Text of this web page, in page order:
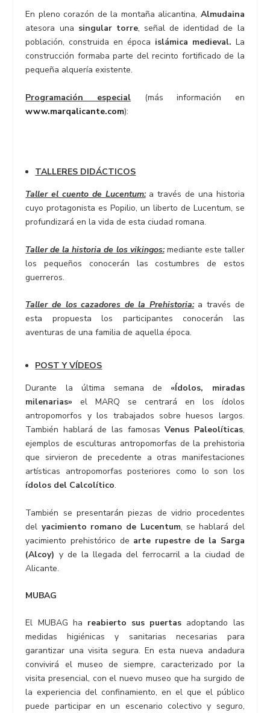
En pleno corazón de la montaña alicantina, Almudaina
atesora una singular torre, señal de identidad de la
población, construida en época islámica medieval. La
construcción formaba parte del recinto fortificado de la
pequeña alquería existente.
Programación especial(más información en
www.marqalicante.com):
TALLERES DIDÁCTICOS
Taller el cuento de Lucentum:a través de una historia
cuyo protagonista es Popilio, un liberto de Lucentum, se
profundizará en la vida de esta ciudad romana.
Taller de la historia de los vikingos:mediante este taller
los pequeños conocerán las costumbres de estos
guerreros.
Taller de los cazadores de la Prehistoria:a través de
esta propuesta los participantes conocerán las
aventuras de una familia de aquella época.
POST Y VÍDEOS
Durante la última semana de «Ídolos, miradas
milenarias» el MARQ se centrará en los ídolos
antropomorfos y los trabajados sobre huesos largos.
También hablará de las famosasVenus Paleolíticas,
ejemplos de esculturas antropomorfas de la prehistoria
que sirvieron de precedente a otras manifestaciones
artísticas antropomorfas posteriores como lo son los
ídolos del Calcolítico.
También se presentarán piezas de vidrio procedentes
del yacimiento romano de Lucentum, se hablará del
yacimiento prehistórico de arte rupestre de la Sarga
(Alcoy) y de la llegada del ferrocarril a la ciudad de
Alicante.
MUBAG
El MUBAG ha reabierto sus puertas adoptando las
medidas higiénicas y sanitarias necesarias para
garantizar una visita segura. En esta nueva andadura
convivirá el museo de siempre, caracterizado por la
visita presencial, con el nuevo museo que ha surgido de
la experiencia del confinamiento, en el que el público
puede participar en un escenario colectivo y seguro,